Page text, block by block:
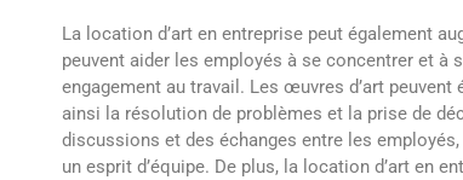
La location d’art en entreprise peut également
peuvent aider les employés à se concentrer et à
engagement au travail. Les œuvres d’art
ainsi la résolution de problèmes et la prise de
discussions et des échanges entre les
un esprit d’équipe. De plus, la location d’art en